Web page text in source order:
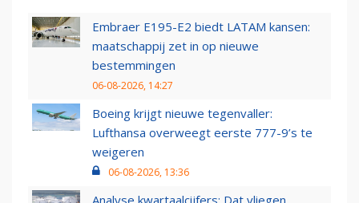
Embraer E195-E2 biedt LATAM kansen:
maatschappij zet in op nieuwe
bestemmingen
06-08-2026, 14:27
Boeing krijgt nieuwe tegenvaller:
Lufthansa overweegt eerste 777-9’s te
weigeren
06-08-2026, 13:36